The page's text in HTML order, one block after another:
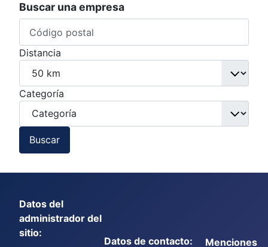
Buscar una empresa
Distancia
Categoría
Buscar
Datos del
administrador del
sitio:
Datos de contacto:
Menciones